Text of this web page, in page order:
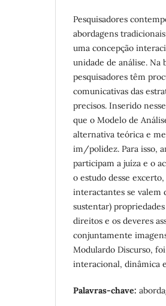
Pesquisadores
abordagens
uma concepção
unidade de análise. Na
pesquisadores têm
comunicativas das
precisos. Inserido
que o Modelo de
alternativa teórica e
im/polidez. Para isso,
participam a juíza e o
o estudo desse
interactantes se valem
sustentar)
direitos e os deveres
conjuntamente
Modulardo Discurso,
interacional, dinâmica
Palavras-chave: